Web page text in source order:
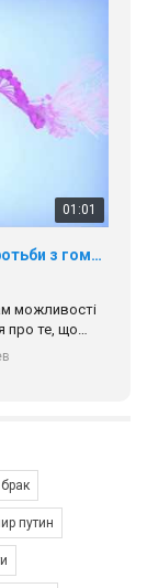
01:01
17 травня IDAHO. Міжнародний день боротьби з гомофобією трансфобією і біфобія.
можливості
про те, що
ми
рівності та
брак
путин